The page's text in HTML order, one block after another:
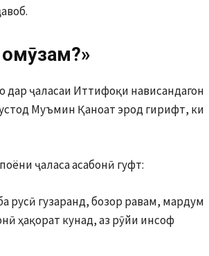
ҷаласаи Иттифоқи нависандагон
Муъмин Қаноат эрод гирифт, ки
ҷаласа асабонӣ гуфт:
русӣ гузаранд, бозор равам, мардум
ҳақорат кунад, аз рӯйи инсоф